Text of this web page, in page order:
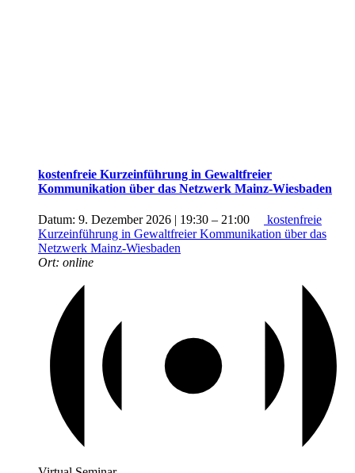
kostenfreie Kurzeinführung in Gewaltfreier
Kommunikation über das Netzwerk Mainz-Wiesbaden
Datum: 9. Dezember 2026 | 19:30 – 21:00
kostenfreie
Kurzeinführung in Gewaltfreier Kommunikation über das
Netzwerk Mainz-Wiesbaden
Ort: online